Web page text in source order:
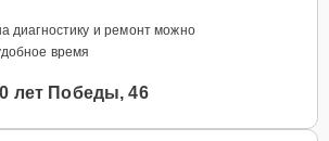
диагностику и ремонт можно
время
лет Победы, 46